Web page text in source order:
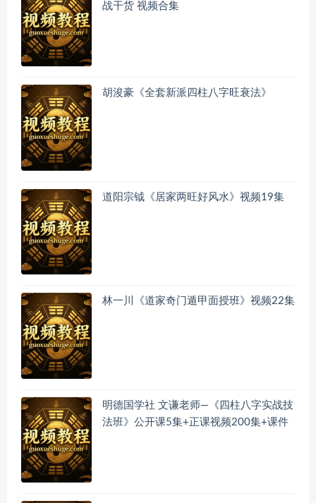
战干货 视频合集
胡浚豪《全套新派四柱八字旺衰法》
道阳宗钺《居家两旺好风水》视频19集
林一川《道家奇门遁甲面授班》视频22集
明德国学社 文谦老师—《四柱八字实战技
法班》公开课5集+正课视频200集+课件